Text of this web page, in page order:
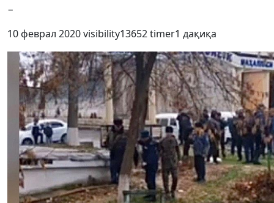
−
10 феврал 2020visibility13652timer1 дақиқа